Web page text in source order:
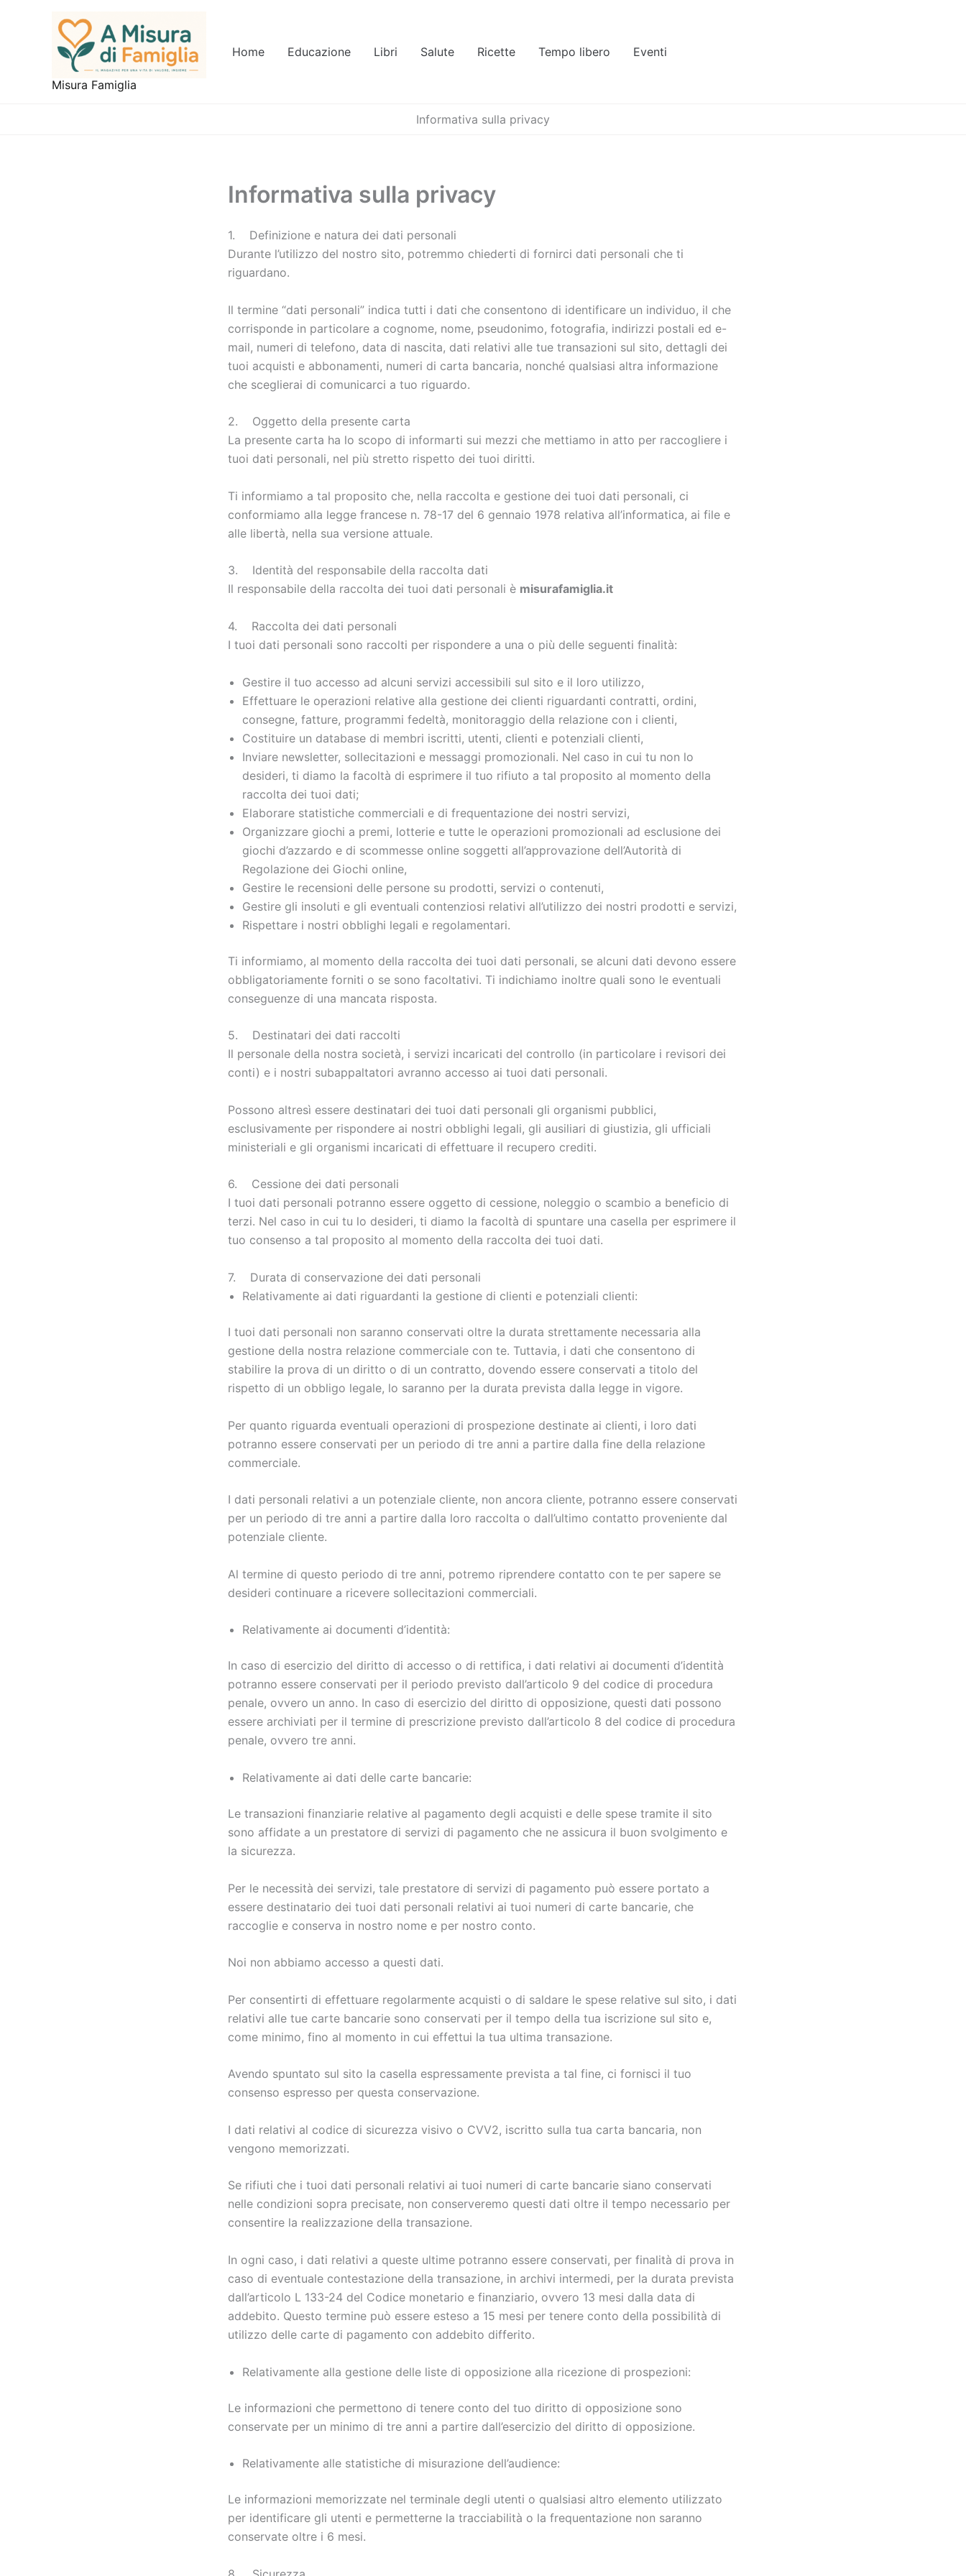
Misura Famiglia
Home Educazione Libri Salute Ricette Tempo libero Eventi
Informativa sulla privacy
Informativa sulla privacy
1. Definizione e natura dei dati personali
Durante l’utilizzo del nostro sito, potremmo chiederti di fornirci dati personali che ti
riguardano.
Il termine “dati personali” indica tutti i dati che consentono di identificare un individuo, il che
corrisponde in particolare a cognome, nome, pseudonimo, fotografia, indirizzi postali ed e-
mail, numeri di telefono, data di nascita, dati relativi alle tue transazioni sul sito, dettagli dei
tuoi acquisti e abbonamenti, numeri di carta bancaria, nonché qualsiasi altra informazione
che sceglierai di comunicarci a tuo riguardo.
2. Oggetto della presente carta
La presente carta ha lo scopo di informarti sui mezzi che mettiamo in atto per raccogliere i
tuoi dati personali, nel più stretto rispetto dei tuoi diritti.
Ti informiamo a tal proposito che, nella raccolta e gestione dei tuoi dati personali, ci
conformiamo alla legge francese n. 78-17 del 6 gennaio 1978 relativa all’informatica, ai file e
alle libertà, nella sua versione attuale.
3. Identità del responsabile della raccolta dati
Il responsabile della raccolta dei tuoi dati personali è misurafamiglia.it
4. Raccolta dei dati personali
I tuoi dati personali sono raccolti per rispondere a una o più delle seguenti finalità:
Gestire il tuo accesso ad alcuni servizi accessibili sul sito e il loro utilizzo,
Effettuare le operazioni relative alla gestione dei clienti riguardanti contratti, ordini,
consegne, fatture, programmi fedeltà, monitoraggio della relazione con i clienti,
Costituire un database di membri iscritti, utenti, clienti e potenziali clienti,
Inviare newsletter, sollecitazioni e messaggi promozionali. Nel caso in cui tu non lo
desideri, ti diamo la facoltà di esprimere il tuo rifiuto a tal proposito al momento della
raccolta dei tuoi dati;
Elaborare statistiche commerciali e di frequentazione dei nostri servizi,
Organizzare giochi a premi, lotterie e tutte le operazioni promozionali ad esclusione dei
giochi d’azzardo e di scommesse online soggetti all’approvazione dell’Autorità di
Regolazione dei Giochi online,
Gestire le recensioni delle persone su prodotti, servizi o contenuti,
Gestire gli insoluti e gli eventuali contenziosi relativi all’utilizzo dei nostri prodotti e servizi,
Rispettare i nostri obblighi legali e regolamentari.
Ti informiamo, al momento della raccolta dei tuoi dati personali, se alcuni dati devono essere
obbligatoriamente forniti o se sono facoltativi. Ti indichiamo inoltre quali sono le eventuali
conseguenze di una mancata risposta.
5. Destinatari dei dati raccolti
Il personale della nostra società, i servizi incaricati del controllo (in particolare i revisori dei
conti) e i nostri subappaltatori avranno accesso ai tuoi dati personali.
Possono altresì essere destinatari dei tuoi dati personali gli organismi pubblici,
esclusivamente per rispondere ai nostri obblighi legali, gli ausiliari di giustizia, gli ufficiali
ministeriali e gli organismi incaricati di effettuare il recupero crediti.
6. Cessione dei dati personali
I tuoi dati personali potranno essere oggetto di cessione, noleggio o scambio a beneficio di
terzi. Nel caso in cui tu lo desideri, ti diamo la facoltà di spuntare una casella per esprimere il
tuo consenso a tal proposito al momento della raccolta dei tuoi dati.
7. Durata di conservazione dei dati personali
Relativamente ai dati riguardanti la gestione di clienti e potenziali clienti:
I tuoi dati personali non saranno conservati oltre la durata strettamente necessaria alla
gestione della nostra relazione commerciale con te. Tuttavia, i dati che consentono di
stabilire la prova di un diritto o di un contratto, dovendo essere conservati a titolo del
rispetto di un obbligo legale, lo saranno per la durata prevista dalla legge in vigore.
Per quanto riguarda eventuali operazioni di prospezione destinate ai clienti, i loro dati
potranno essere conservati per un periodo di tre anni a partire dalla fine della relazione
commerciale.
I dati personali relativi a un potenziale cliente, non ancora cliente, potranno essere conservati
per un periodo di tre anni a partire dalla loro raccolta o dall’ultimo contatto proveniente dal
potenziale cliente.
Al termine di questo periodo di tre anni, potremo riprendere contatto con te per sapere se
desideri continuare a ricevere sollecitazioni commerciali.
Relativamente ai documenti d’identità:
In caso di esercizio del diritto di accesso o di rettifica, i dati relativi ai documenti d’identità
potranno essere conservati per il periodo previsto dall’articolo 9 del codice di procedura
penale, ovvero un anno. In caso di esercizio del diritto di opposizione, questi dati possono
essere archiviati per il termine di prescrizione previsto dall’articolo 8 del codice di procedura
penale, ovvero tre anni.
Relativamente ai dati delle carte bancarie:
Le transazioni finanziarie relative al pagamento degli acquisti e delle spese tramite il sito
sono affidate a un prestatore di servizi di pagamento che ne assicura il buon svolgimento e
la sicurezza.
Per le necessità dei servizi, tale prestatore di servizi di pagamento può essere portato a
essere destinatario dei tuoi dati personali relativi ai tuoi numeri di carte bancarie, che
raccoglie e conserva in nostro nome e per nostro conto.
Noi non abbiamo accesso a questi dati.
Per consentirti di effettuare regolarmente acquisti o di saldare le spese relative sul sito, i dati
relativi alle tue carte bancarie sono conservati per il tempo della tua iscrizione sul sito e,
come minimo, fino al momento in cui effettui la tua ultima transazione.
Avendo spuntato sul sito la casella espressamente prevista a tal fine, ci fornisci il tuo
consenso espresso per questa conservazione.
I dati relativi al codice di sicurezza visivo o CVV2, iscritto sulla tua carta bancaria, non
vengono memorizzati.
Se rifiuti che i tuoi dati personali relativi ai tuoi numeri di carte bancarie siano conservati
nelle condizioni sopra precisate, non conserveremo questi dati oltre il tempo necessario per
consentire la realizzazione della transazione.
In ogni caso, i dati relativi a queste ultime potranno essere conservati, per finalità di prova in
caso di eventuale contestazione della transazione, in archivi intermedi, per la durata prevista
dall’articolo L 133-24 del Codice monetario e finanziario, ovvero 13 mesi dalla data di
addebito. Questo termine può essere esteso a 15 mesi per tenere conto della possibilità di
utilizzo delle carte di pagamento con addebito differito.
Relativamente alla gestione delle liste di opposizione alla ricezione di prospezioni:
Le informazioni che permettono di tenere conto del tuo diritto di opposizione sono
conservate per un minimo di tre anni a partire dall’esercizio del diritto di opposizione.
Relativamente alle statistiche di misurazione dell’audience:
Le informazioni memorizzate nel terminale degli utenti o qualsiasi altro elemento utilizzato
per identificare gli utenti e permetterne la tracciabilità o la frequentazione non saranno
conservate oltre i 6 mesi.